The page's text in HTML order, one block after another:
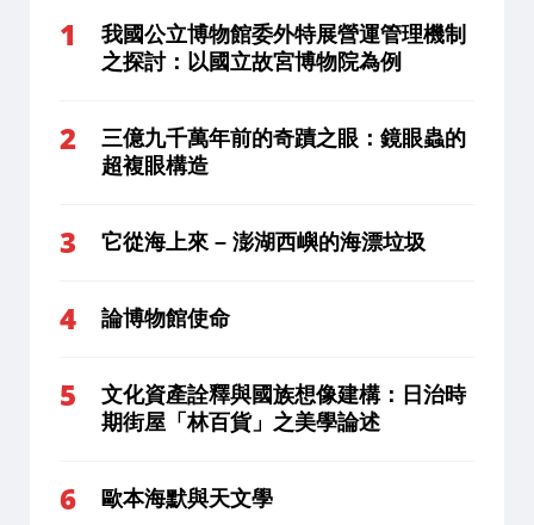
我國公立博物館委外特展營運管理機制
之探討：以國立故宮博物院為例
三億九千萬年前的奇蹟之眼：鏡眼蟲的
超複眼構造
它從海上來 – 澎湖西嶼的海漂垃圾
論博物館使命
文化資產詮釋與國族想像建構：日治時
期街屋「林百貨」之美學論述
歐本海默與天文學